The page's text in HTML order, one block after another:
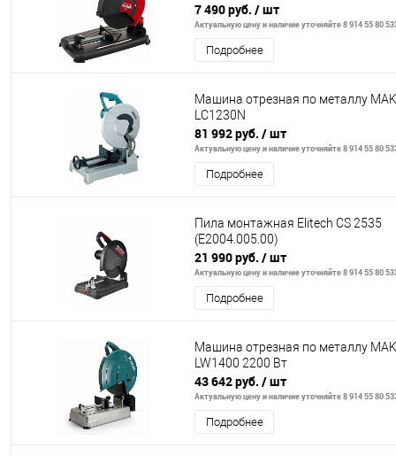
7 490 руб. / шт
Актуальную цену и наличие уточняйте 8 914 55 80
Подробнее
Машина отрезная по металлу
LC1230N
81 992 руб. / шт
Актуальную цену и наличие уточняйте 8 914 55 80
Подробнее
Пила монтажная Elitech CS 2535
(E2004.005.00)
21 990 руб. / шт
Актуальную цену и наличие уточняйте 8 914 55 80
Подробнее
Машина отрезная по металлу
LW1400 2200 Вт
43 642 руб. / шт
Актуальную цену и наличие уточняйте 8 914 55 80
Подробнее